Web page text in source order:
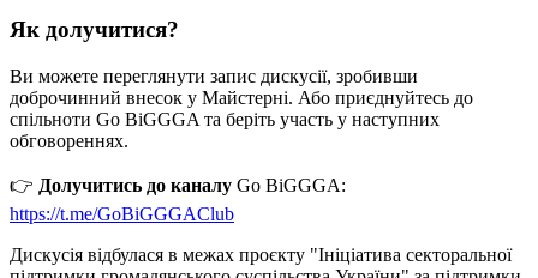
Як долучитися?
Ви можете переглянути запис дискусії, зробивши
доброчинний внесок у Майстерні. Або приєднуйтесь до
спільноти Go BiGGGA та беріть участь у наступних
обговореннях.
👉 Долучитись до каналу Go BiGGGA:
https://t.me/GoBiGGGAClub
Дискусія відбулася в межах проєкту "Ініціатива секторальної